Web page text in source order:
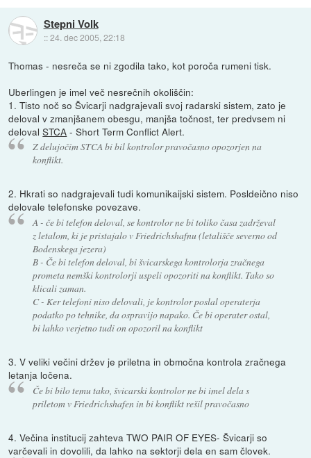
Stepni Volk
::24. dec 2005, 22:18
Thomas - nesreča se ni zgodila tako, kot poroča rumeni tisk.
Uberlingen je imel več nesrečnih okoliščin:
1. Tisto noč so Švicarji nadgrajevali svoj radarski sistem, zato je
deloval v zmanjšanem obesgu, manjša točnost, ter predvsem ni
delovalSTCA - Short Term Conflict Alert.
Z delujočim STCA bi bil kontrolor pravočasno opozorjen na
konflikt.
2. Hkrati so nadgrajevali tudi komunikaijski sistem. Posldeično niso
delovale telefonske povezave.
A - če bi telefon deloval, se kontrolor ne bi toliko časa zadrževal
z letalom, ki je pristajalo v Friedrichshafnu (letališče severno od
Bodenskega jezera)
B - Če bi telefon deloval, bi švicarskega kontrolorja zračnega
prometa nemški kontrolorji uspeli opozoriti na konflikt. Tako so
klicali zaman.
C - Ker telefoni niso delovali, je kontrolor poslal operaterja
podatko po tehnike, da ospravijo napako. Če bi operater ostal,
bi lahko verjetno tudi on opozoril na konflikt
3. V veliki večini držev je priletna in območna kontrola zračnega
letanja ločena.
Če bi bilo temu tako, švicarski kontrolor ne bi imel dela s
priletom v Friedrichshafen in bi konflikt rešil pravočasno
4. Večina institucij zahteva TWO PAIR OF EYES- Švicarji so
varčevali in dovolili, da lahko na sektorji dela en sam človek.